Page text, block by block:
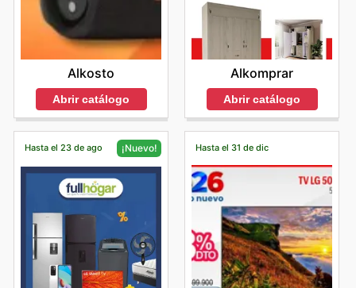
Alkosto
Abrir catálogo
Alkomprar
Abrir catálogo
Hasta el 23 de ago ¡Nuevo! Hasta el 31 de dic